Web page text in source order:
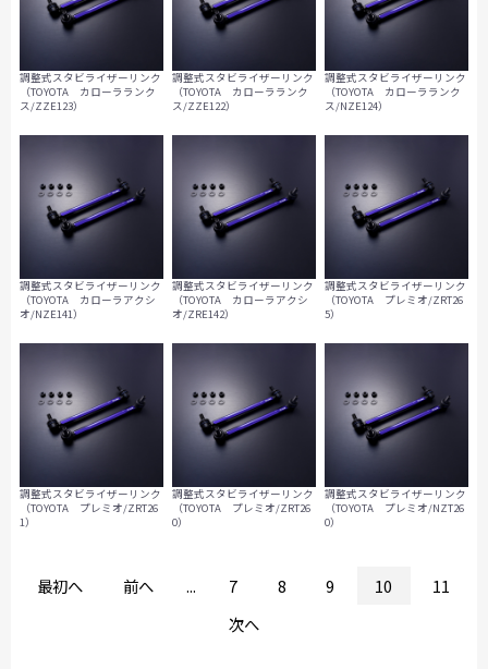
調整式スタビライザーリンク
（TOYOTA カローラランク
ス/ZZE123）
調整式スタビライザーリンク
（TOYOTA カローラランク
ス/ZZE122）
調整式スタビライザーリンク
（TOYOTA カローラランク
ス/NZE124）
調整式スタビライザーリンク
（TOYOTA カローラアクシ
オ/NZE141）
調整式スタビライザーリンク
（TOYOTA カローラアクシ
オ/ZRE142）
調整式スタビライザーリンク
（TOYOTA プレミオ/ZRT26
5）
調整式スタビライザーリンク
（TOYOTA プレミオ/ZRT26
1）
調整式スタビライザーリンク
（TOYOTA プレミオ/ZRT26
0）
調整式スタビライザーリンク
（TOYOTA プレミオ/NZT26
0）
最初へ 前へ ... 7 8 9 10
11
次へ